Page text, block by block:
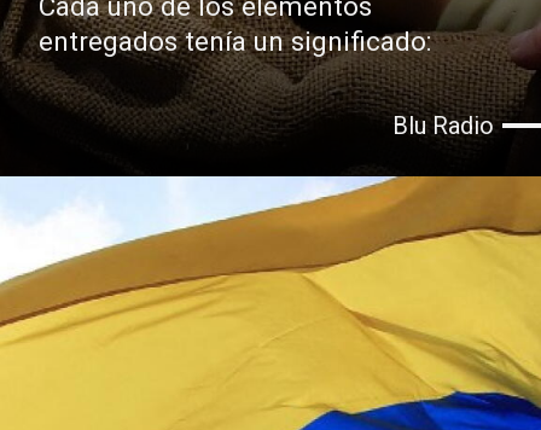
entregados tenía un significado:
Blu Radio